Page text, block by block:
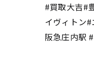
#買取大吉#
イヴィトン
阪急庄内駅